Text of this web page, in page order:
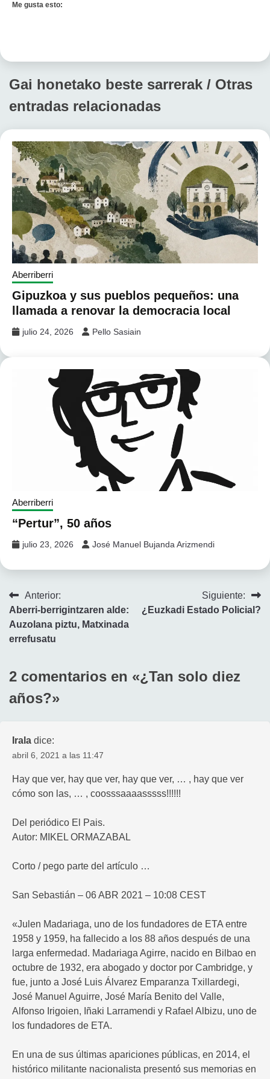
Me gusta esto:
Gai honetako beste sarrerak / Otras
entradas relacionadas
Aberriberri
Gipuzkoa y sus pueblos pequeños: una
llamada a renovar la democracia local
julio 24, 2026 Pello Sasiain
Aberriberri
“Pertur”, 50 años
julio 23, 2026 José Manuel Bujanda Arizmendi
Navegación
de
entradas
Anterior:
Aberri-berrigintzaren alde:
Auzolana piztu, Matxinada
errefusatu
Siguiente:
¿Euzkadi Estado Policial?
2 comentarios en «¿Tan solo diez
años?»
Irala dice:
abril 6, 2021 a las 11:47
Hay que ver, hay que ver, hay que ver, … , hay que ver
cómo son las, … , coosssaaaasssss!!!!!!
Del periódico El Pais.
Autor: MIKEL ORMAZABAL
Corto / pego parte del artículo …
San Sebastián – 06 ABR 2021 – 10:08 CEST
«Julen Madariaga, uno de los fundadores de ETA entre
1958 y 1959, ha fallecido a los 88 años después de una
larga enfermedad. Madariaga Agirre, nacido en Bilbao en
octubre de 1932, era abogado y doctor por Cambridge, y
fue, junto a José Luis Álvarez Emparanza Txillardegi,
José Manuel Aguirre, José María Benito del Valle,
Alfonso Irigoien, Iñaki Larramendi y Rafael Albizu, uno de
los fundadores de ETA.
En una de sus últimas apariciones públicas, en 2014, el
histórico militante nacionalista presentó sus memorias en